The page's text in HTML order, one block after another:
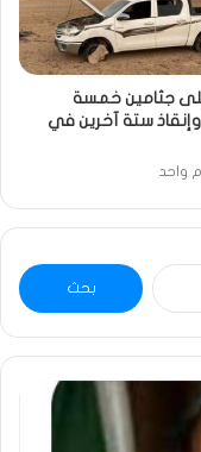
على جثامين خمسة
ستة آخرين في
واحد
البحث
عن: